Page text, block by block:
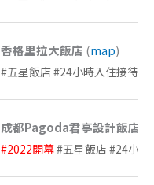
香格里拉大飯店 (map)
#五星飯店 #24小時入住接待 #
成都Pagoda君亭設計飯店
#2022開幕#五星飯店 #24小